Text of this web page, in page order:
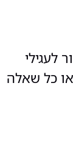
לעגילי
כל שאלה